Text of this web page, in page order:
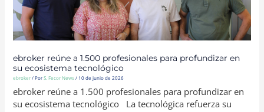
ebroker reúne a 1.500 profesionales para profundizar en
su ecosistema tecnológico
ebroker/ PorS. Fecor News/ 10 de junio de 2026
ebroker reúne a 1.500 profesionales para profundizar en
su ecosistema tecnológico La tecnológica refuerza su